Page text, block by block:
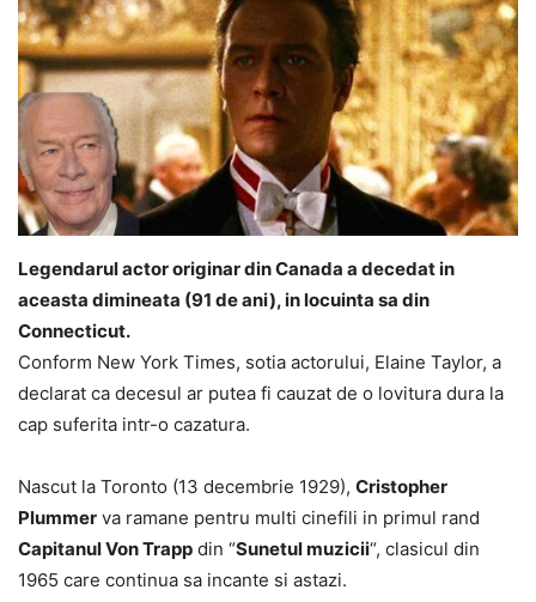
Legendarul actor originar din Canada a decedat in
aceasta dimineata (91 de ani), in locuinta sa din
Connecticut.
Conform New York Times, sotia actorului, Elaine Taylor, a
declarat ca decesul ar putea fi cauzat de o lovitura dura la
cap suferita intr-o cazatura.
Nascut la Toronto (13 decembrie 1929), Cristopher
Plummer va ramane pentru multi cinefili in primul rand
Capitanul Von Trapp din “Sunetul muzicii“, clasicul din
1965 care continua sa incante si astazi.